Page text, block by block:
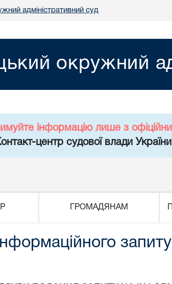
адміністративний суд
окружний
інформацію лише з
центр судової влади
ГРОМАДЯНАМ